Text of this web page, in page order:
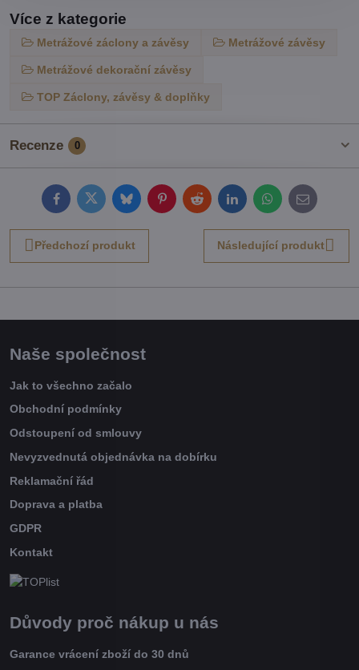
Více z kategorie
Metrážové záclony a závěsy Metrážové závěsy
Metrážové dekorační závěsy
TOP Záclony, závěsy & doplňky
Recenze 0
FacebookTwitterBlueskyPinterestRedditLinkedInWhatsApp
E-
mail
Předchozí produkt Následující produkt
Naše společnost
Jak to všechno začalo
Obchodní podmínky
Odstoupení od smlouvy
Nevyzvednutá objednávka na dobírku
Reklamační řád
Doprava a platba
GDPR
Kontakt
Důvody proč nákup u nás
Garance vrácení zboží do 30 dnů